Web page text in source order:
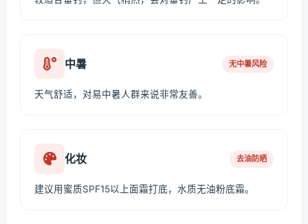
中暑 无中暑风险
天气舒适，对易中暑人群来说非常友善。
化妆 去油防晒
建议用蜜质SPF15以上面霜打底，水质无油粉底霜。